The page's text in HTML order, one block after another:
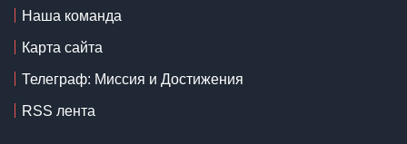
Наша команда
Карта сайта
Телеграф: Миссия и Достижения
RSS лента